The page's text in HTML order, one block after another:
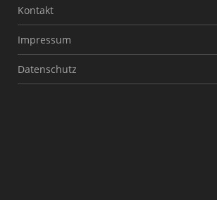
Kontakt
Impressum
Datenschutz